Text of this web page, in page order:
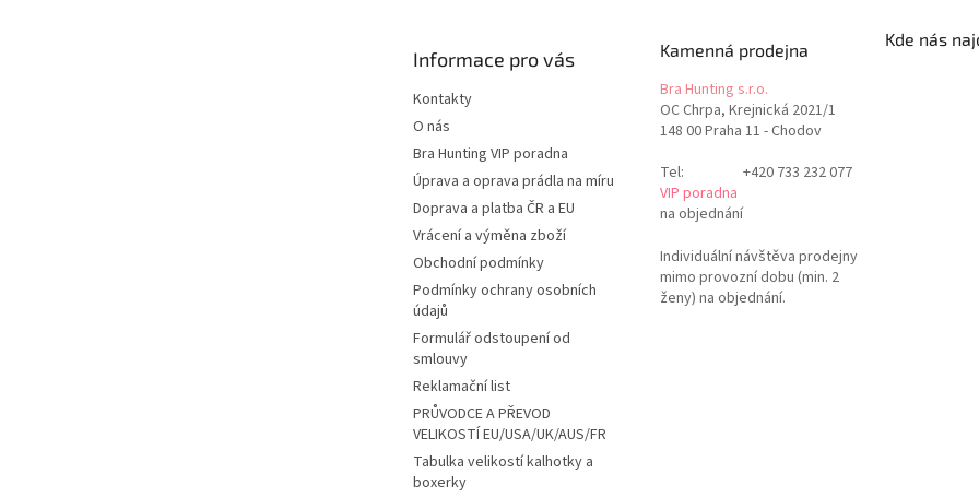
Informace pro vás
Kontakty
O nás
Bra Hunting VIP poradna
Úprava a oprava prádla na míru
Doprava a platba ČR a EU
Vrácení a výměna zboží
Obchodní podmínky
Podmínky ochrany osobních
údajů
Formulář odstoupení od
smlouvy
Reklamační list
PRŮVODCE A PŘEVOD
VELIKOSTÍ EU/USA/UK/AUS/FR
Tabulka velikostí kalhotky a
boxerky
Kamenná prodejna
Bra Hunting s.r.o.
OC Chrpa, Krejnická 2021/1
148 00 Praha 11 - Chodov
Tel:
+420 733 232 077
VIP poradna
na objednání
Individuální návštěva prodejny
mimo provozní dobu (min. 2
ženy) na objednání.
Kde nás